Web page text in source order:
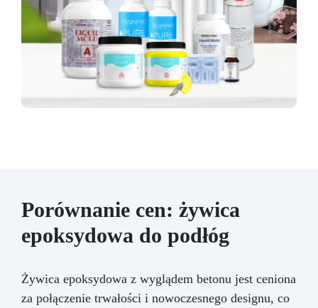
Porównanie cen: żywica
epoksydowa do podłóg
Żywica epoksydowa z wyglądem betonu jest ceniona
za połączenie trwałości i nowoczesnego designu, co